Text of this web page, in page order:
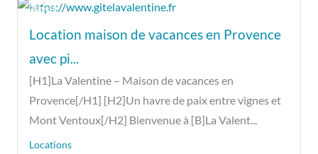
Location maison de vacances en Provence
avec pi...
[H1]La Valentine – Maison de vacances en
Provence[/H1] [H2]Un havre de paix entre vignes et
Mont Ventoux[/H2] Bienvenue à [B]La Valent...
Locations
Ouvert